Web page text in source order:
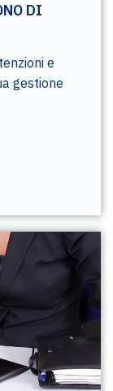
DI
e
gestione